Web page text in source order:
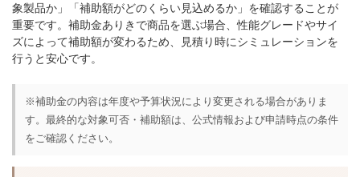
象製品か」「補助額がどのくらい見込めるか」を確認することが
重要です。補助金ありきで商品を選ぶ場合、性能グレードやサイ
ズによって補助額が変わるため、見積り時にシミュレーションを
行うと安心です。
※補助金の内容は年度や予算状況により変更される場合がありま
す。最終的な対象可否・補助額は、公式情報および申請時点の条件
をご確認ください。